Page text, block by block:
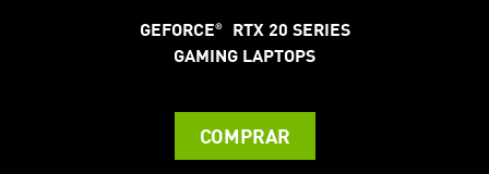
GEFORCE®
RTX 20 SERIES
GAMING LAPTOPS
COMPRAR